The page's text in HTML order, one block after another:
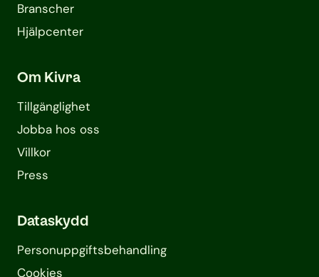
Branscher
Hjälpcenter
Om Kivra
Tillgänglighet
Jobba hos oss
Villkor
Press
Dataskydd
Personuppgifts­behandling
Cookies